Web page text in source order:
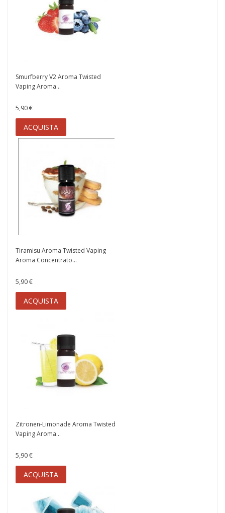
Smurfberry V2 Aroma Twisted
Vaping Aroma...
5,90 €
ACQUISTA
Tiramisu Aroma Twisted Vaping
Aroma Concentrato...
5,90 €
ACQUISTA
Zitronen-Limonade Aroma Twisted
Vaping Aroma...
5,90 €
ACQUISTA